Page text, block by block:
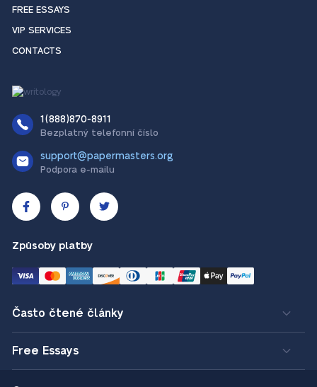
FREE ESSAYS
VIP SERVICES
CONTACTS
1(888)870-8911
Bezplatný telefonní číslo
support@papermasters.org
Podpora e-mailu
Způsoby platby
Často čtené články
Free Essays